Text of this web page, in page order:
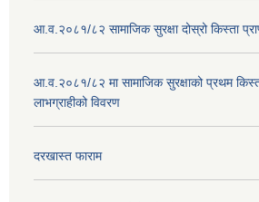
आ.व.२०८१/८२ सामाजिक सुरक्षा दोस्रो किस्ता
आ.व.२०८१/८२ मा सामाजिक सुरक्षाको प्रथम
लाभग्राहीको विवरण
दरखास्त फाराम